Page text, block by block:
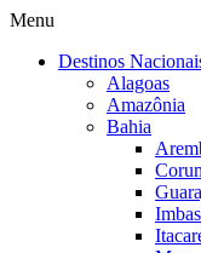
Menu
Destinos
Alagoas
Amazônia
Bahia